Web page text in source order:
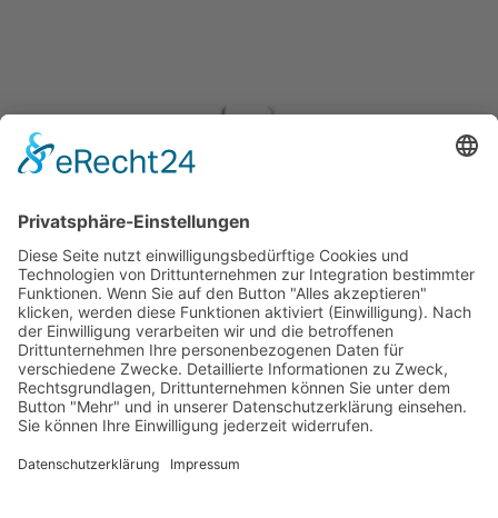
About Us
Kontakt